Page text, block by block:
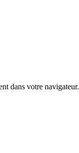
dans votre navigateur.